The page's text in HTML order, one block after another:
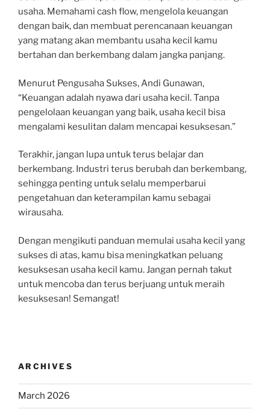
usaha. Memahami cash flow, mengelola keuangan
dengan baik, dan membuat perencanaan keuangan
yang matang akan membantu usaha kecil kamu
bertahan dan berkembang dalam jangka panjang.
Menurut Pengusaha Sukses, Andi Gunawan,
“Keuangan adalah nyawa dari usaha kecil. Tanpa
pengelolaan keuangan yang baik, usaha kecil bisa
mengalami kesulitan dalam mencapai kesuksesan.”
Terakhir, jangan lupa untuk terus belajar dan
berkembang. Industri terus berubah dan berkembang,
sehingga penting untuk selalu memperbarui
pengetahuan dan keterampilan kamu sebagai
wirausaha.
Dengan mengikuti panduan memulai usaha kecil yang
sukses di atas, kamu bisa meningkatkan peluang
kesuksesan usaha kecil kamu. Jangan pernah takut
untuk mencoba dan terus berjuang untuk meraih
kesuksesan! Semangat!
ARCHIVES
March 2026